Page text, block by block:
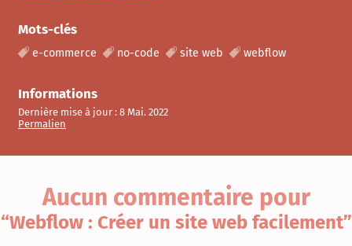
Mots-clés
e-commerce no-code site web webflow
Informations
Dernière mise à jour : 8 Mai. 2022
Permalien
Aucun commentaire pour
“Webflow : Créer un site web facilement”